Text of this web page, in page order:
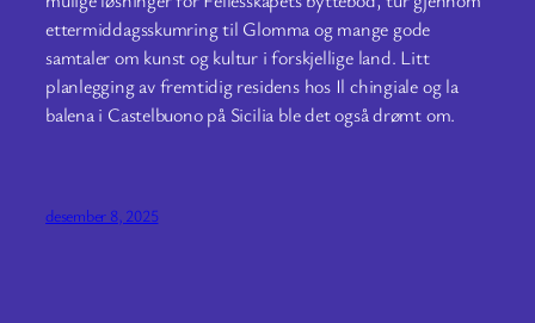
ettermiddagsskumring til Glomma og mange gode
samtaler om kunst og kultur i forskjellige land. Litt
planlegging av fremtidig residens hos Il chingiale og la
balena i Castelbuono på Sicilia ble det også drømt om.
desember 8, 2025